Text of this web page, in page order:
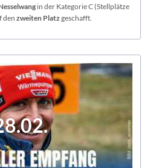
in der Kategorie C (Stellplätze
den zweiten Platzgeschafft.